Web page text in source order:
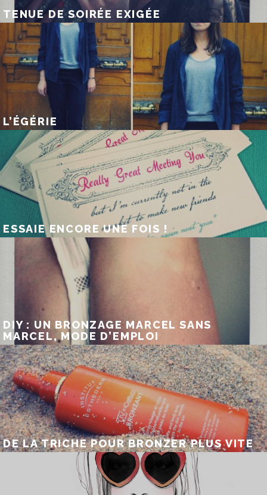
TENUE DE SOIRÉE EXIGÉE
L’ÉGÉRIE
ESSAIE ENCORE UNE FOIS !
DIY : UN BRONZAGE MARCEL SANS
MARCEL, MODE D’EMPLOI
DE LA TRICHE POUR BRONZER PLUS VITE